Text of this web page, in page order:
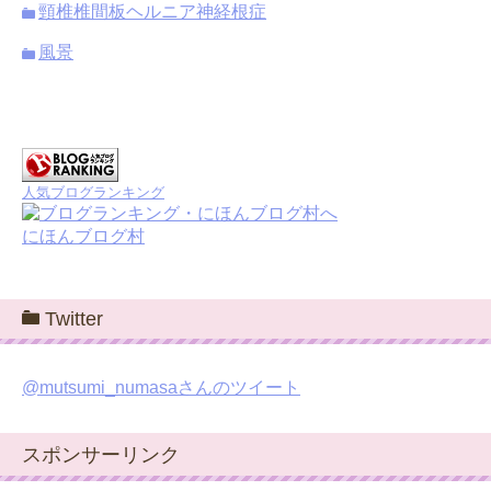
頸椎椎間板ヘルニア神経根症
風景
人気ブログランキング
にほんブログ村
Twitter
@mutsumi_numasaさんのツイート
スポンサーリンク